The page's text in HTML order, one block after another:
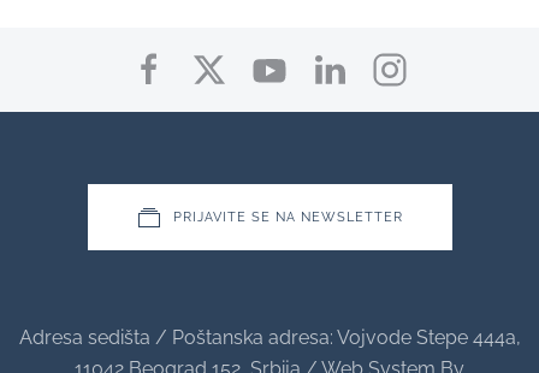
PRIJAVITE SE NA NEWSLETTER
Adresa sedišta / Poštanska adresa: Vojvode Stepe 444a,